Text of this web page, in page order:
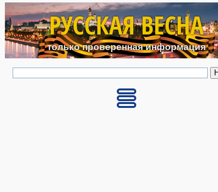
Перейти к основному
РУССКАЯ ВЕСНА
только проверенная информация